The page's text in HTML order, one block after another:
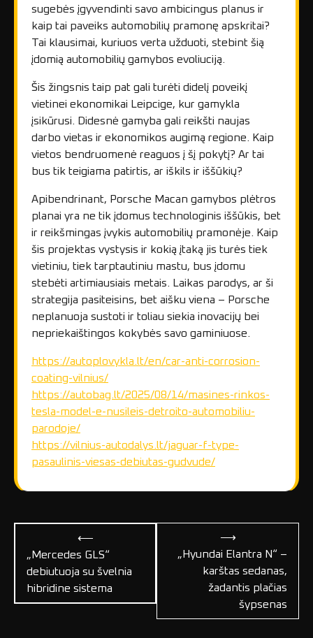
sugebės įgyvendinti savo ambicingus planus ir
kaip tai paveiks automobilių pramonę apskritai?
Tai klausimai, kuriuos verta užduoti, stebint šią
įdomią automobilių gamybos evoliuciją.
Šis žingsnis taip pat gali turėti didelį poveikį
vietinei ekonomikai Leipcige, kur gamykla
įsikūrusi. Didesnė gamyba gali reikšti naujas
darbo vietas ir ekonomikos augimą regione. Kaip
vietos bendruomenė reaguos į šį pokytį? Ar tai
bus tik teigiama patirtis, ar iškils ir iššūkių?
Apibendrinant, Porsche Macan gamybos plėtros
planai yra ne tik įdomus technologinis iššūkis, bet
ir reikšmingas įvykis automobilių pramonėje. Kaip
šis projektas vystysis ir kokią įtaką jis turės tiek
vietiniu, tiek tarptautiniu mastu, bus įdomu
stebėti artimiausiais metais. Laikas parodys, ar ši
strategija pasiteisins, bet aišku viena – Porsche
neplanuoja sustoti ir toliau siekia inovacijų bei
nepriekaištingos kokybės savo gaminiuose.
https://autoplovykla.lt/en/car-anti-corrosion-
coating-vilnius/
https://autobag.lt/2025/08/14/masines-rinkos-
tesla-model-e-nusileis-detroito-automobiliu-
parodoje/
https://vilnius-autodalys.lt/jaguar-f-type-
pasaulinis-viesas-debiutas-gudvude/
Navigacija
tarp
įrašų
⟵
„Mercedes GLS“
debiutuoja su švelnia
hibridine sistema
„Hyundai Elantra N“ –
karštas sedanas,
žadantis plačias
šypsenas
⟶